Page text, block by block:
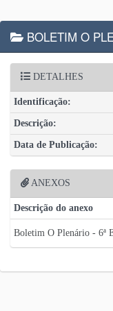
BOLETIM O
DETALHES
Identificação:
Descrição:
Data de Publicação:
ANEXOS
Descrição do anexo
Boletim O Plenário - 6ª